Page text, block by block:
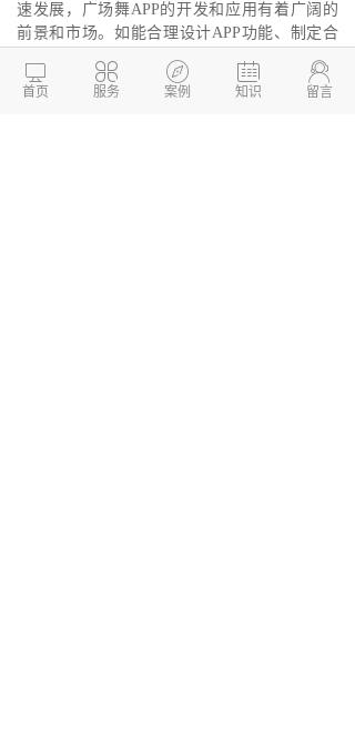
速发展，广场舞APP的开发和应用有着广阔的
前景和市场。如能合理设计APP功能、制定合
适的运营模式，广场舞APP将为广场舞爱好
者、广场舞俱乐部、广场舞教练、广场舞相关
商家及广大舞蹈爱好者带来更多的便利和收

首页

服务

案例

知识

留言